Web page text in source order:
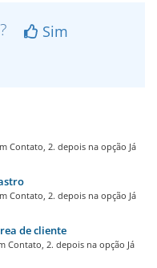
Sim
Contato, 2. depois na opção Já
Contato, 2. depois na opção Já
de cliente
Contato, 2. depois na opção Já